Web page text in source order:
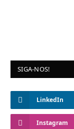
SIGA-NOS!
LinkedIn
Instagram